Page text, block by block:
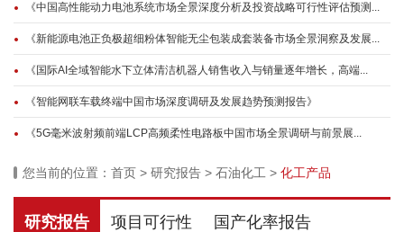
《中国高性能动力电池系统市场全景深度分析及投资战略可行性评估预测...
《新能源电池正负极超细粉体智能无尘包装成套装备市场全景洞察及发展...
《国际AI全域智能水下立体清洁机器人销售收入与销量逐年增长，高端...
《智能网联车载终端中国市场深度调研及发展趋势预测报告》
《5G毫米波射频前端LCP高频柔性电路板中国市场全景调研与前景展...
您当前的位置： 首页 > 研究报告 > 石油化工 > 化工产品
研究报告 项目可行性 国产化率报告